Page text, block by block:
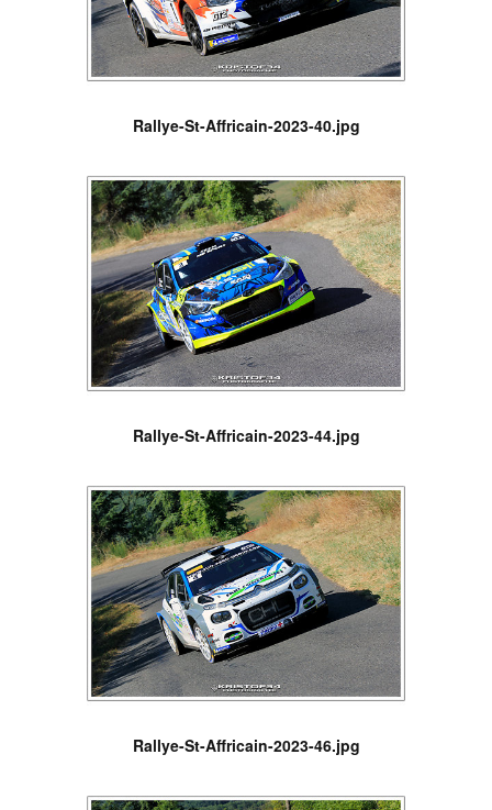
Rallye-St-Affricain-2023-40.jpg
Rallye-St-Affricain-2023-44.jpg
Rallye-St-Affricain-2023-46.jpg